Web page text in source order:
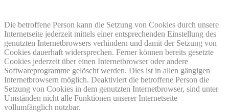
Die betroffene Person kann die Setzung von Cookies durch unsere
Internetseite jederzeit mittels einer entsprechenden Einstellung des
genutzten Internetbrowsers verhindern und damit der Setzung von
Cookies dauerhaft widersprechen. Ferner können bereits gesetzte
Cookies jederzeit über einen Internetbrowser oder andere
Softwareprogramme gelöscht werden. Dies ist in allen gängigen
Internetbrowsern möglich. Deaktiviert die betroffene Person die
Setzung von Cookies in dem genutzten Internetbrowser, sind unter
Umständen nicht alle Funktionen unserer Internetseite
vollumfänglich nutzbar.